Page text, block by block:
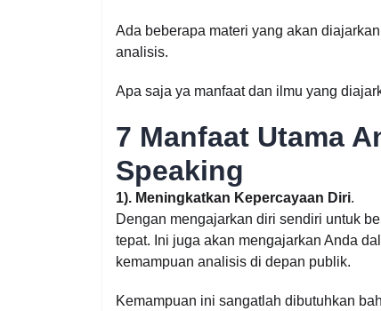
Ada beberapa materi yang akan
analisis.
Apa saja ya manfaat dan ilmu yang
7 Manfaat Utama
Speaking
1). Meningkatkan Kepercayaan Diri.
Dengan mengajarkan diri sendiri untuk
tepat. Ini juga akan mengajarkan Anda
kemampuan analisis di depan publik.
Kemampuan ini sangatlah dibutuhkan